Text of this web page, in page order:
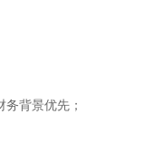
背景优先；